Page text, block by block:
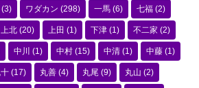
(3) ワダカン (298) 一馬 (6) 七福 (2)
上北 (20) 上田 (1) 下津 (1) 不二家 (2)
中川 (1) 中村 (15) 中清 (1) 中藤 (1)
(17) 丸善 (4) 丸尾 (9) 丸山 (2)